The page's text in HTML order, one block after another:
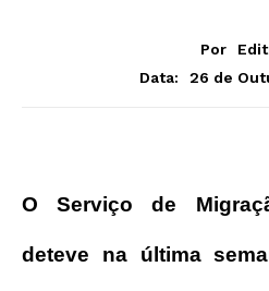
Por
Data:
26 de
O Serviço de
deteve na última